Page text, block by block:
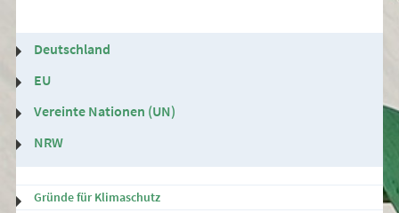
Deutschland
EU
Vereinte Nationen (UN)
NRW
Gründe für Klimaschutz